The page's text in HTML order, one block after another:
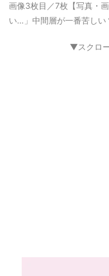
画像3枚目／7枚 【写真・
い…」中間層が一番苦し
▼スクロ